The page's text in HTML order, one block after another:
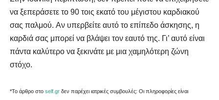
να ξεπεράσετε το 90 τοις εκατό του μέγιστου καρδιακού
σας παλμού. Αν υπερβείτε αυτό το επίπεδο άσκησης, η
καρδιά σας μπορεί να βλάψει τον εαυτό της. Γι’ αυτό είναι
πάντα καλύτερο να ξεκινάτε με μια χαμηλότερη ζώνη
στόχο.
*Το άρθρο στο self.gr δεν παρέχει ιατρικές συμβουλές: Οι πληροφορίες είναι